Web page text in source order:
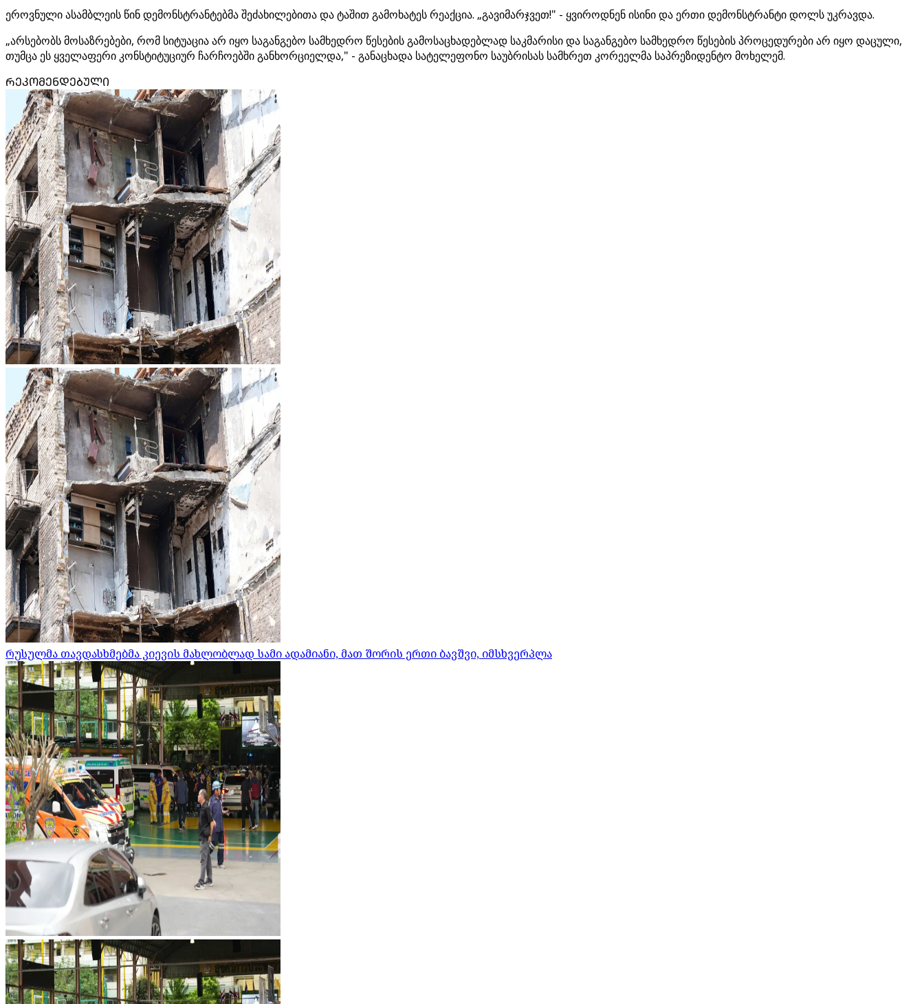
ეროვნული ასამბლეის წინ დემონსტრანტებმა შეძახილებითა და ტაშით გამოხატეს რეაქცია. „გავიმარჯვეთ!" - ყვიროდნენ ისინი და ერთი დემონსტრანტი დოლს უკრავდა.
„არსებობს მოსაზრებები, რომ სიტუაცია არ იყო საგანგებო სამხედრო წესების გამოსაცხადებლად საკმარისი და საგანგებო სამხედრო წესების პროცედურები არ იყო დაცული,
თუმცა ეს ყველაფერი კონსტიტუციურ ჩარჩოებში განხორციელდა," - განაცხადა სატელეფონო საუბრისას სამხრეთ კორეელმა საპრეზიდენტო მოხელემ.
ᲠᲔᲙᲝᲛᲔᲜᲓᲔᲑᲣᲚᲘ
რუსულმა თავდასხმებმა კიევის მახლობლად სამი ადამიანი, მათ შორის ერთი ბავშვი, იმსხვერპლა